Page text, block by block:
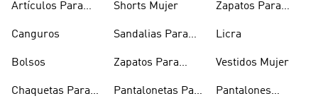
Artículos Para
Canguros
Bolsos
Chaquetas Para
Shorts Mujer
Sandalias Para
Zapatos Para
Pantalonetas Para
Zapatos Para
Licra
Vestidos Mujer
Pantalones